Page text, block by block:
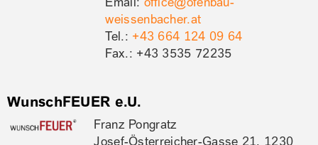
weissenbacher.at
Tel.: +43 664 124 09 64
Fax.: +43 3535 72235
WunschFEUER e.U.
Franz Pongratz
Josef-Österreicher-Gasse 21, 1230